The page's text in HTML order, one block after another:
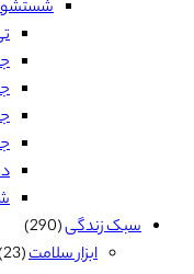
شستشو
سبک زندگی(290)
ابزار سلامت(23)